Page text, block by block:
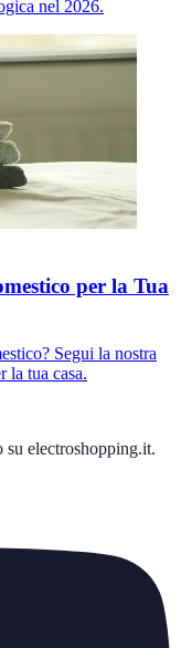
nel 2026.
per la Tua
Segui la nostra
la tua casa.
su electroshopping.it.